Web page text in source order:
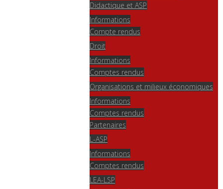
Didactique et ASP
Informations
Compte rendus
Droit
Informations
Comptes rendus
Organisations et milieux économiques
Informations
Comptes rendus
Partenaires
L-ASP
Informations
Comptes rendus
LEA-LSP